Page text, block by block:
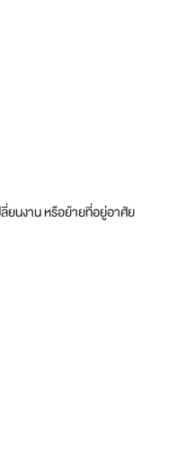
ลี่ยนงาน หรือย้ายที่อยู่อาศัย